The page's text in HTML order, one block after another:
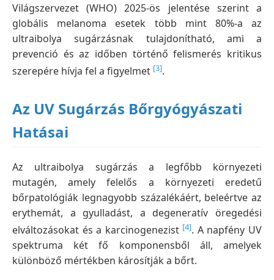
Világszervezet (WHO) 2025-ös jelentése szerint a
globális melanoma esetek több mint 80%-a az
ultraibolya sugárzásnak tulajdonítható, ami a
prevenció és az időben történő felismerés kritikus
szerepére hívja fel a figyelmet [3].
Az UV Sugárzás Bőrgyógyászati
Hatásai
Az ultraibolya sugárzás a legfőbb környezeti
mutagén, amely felelős a környezeti eredetű
bőrpatológiák legnagyobb százalékáért, beleértve az
erythemát, a gyulladást, a degeneratív öregedési
elváltozásokat és a karcinogenezist [4]. A napfény UV
spektruma két fő komponensből áll, amelyek
különböző mértékben károsítják a bőrt.